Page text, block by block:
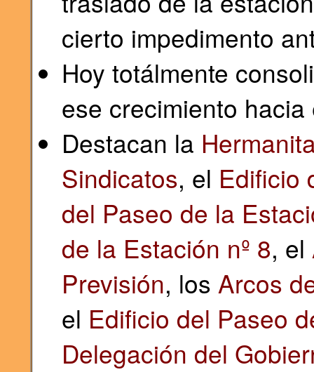
cierto impedimento
Hoy totálmente
ese crecimiento hacia
Destacan la
Sindicatos, el Edificio
del Paseo de la
de la Estación nº 8, el
Previsión, los Arcos
el Edificio del Paseo
Delegación del